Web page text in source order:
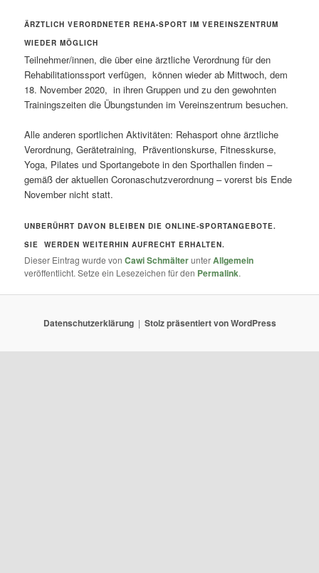
ÄRZTLICH VERORDNETER REHA-SPORT IM VEREINSZENTRUM
WIEDER MÖGLICH
Teilnehmer/innen, die über eine ärztliche Verordnung für den
Rehabilitationssport verfügen, können wieder ab Mittwoch, dem
18. November 2020, in ihren Gruppen und zu den gewohnten
Trainingszeiten die Übungstunden im Vereinszentrum besuchen.
Alle anderen sportlichen Aktivitäten: Rehasport ohne ärztliche
Verordnung, Gerätetraining, Präventionskurse, Fitnesskurse,
Yoga, Pilates und Sportangebote in den Sporthallen finden –
gemäß der aktuellen Coronaschutzverordnung – vorerst bis Ende
November nicht statt.
UNBERÜHRT DAVON BLEIBEN DIE ONLINE-SPORTANGEBOTE.
SIE
WERDEN WEITERHIN AUFRECHT ERHALTEN.
Dieser Eintrag wurde vonCawi SchmälterunterAllgemein
veröffentlicht. Setze ein Lesezeichen für den Permalink.
Datenschutzerklärung Stolz präsentiert von WordPress